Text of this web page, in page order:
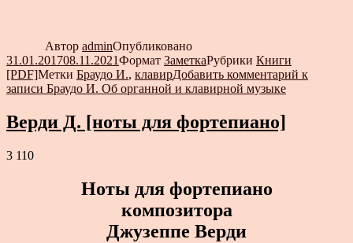
Автор adminОпубликовано
31.01.201708.11.2021Формат ЗаметкаРубрики Книги
[PDF]Метки Браудо И., клавирДобавить комментарий к
записи Браудо И. Об органной и клавирной музыке
Верди Д. [ноты для фортепиано]
3 110
Ноты для фортепиано
композитора
Джузеппе Верди